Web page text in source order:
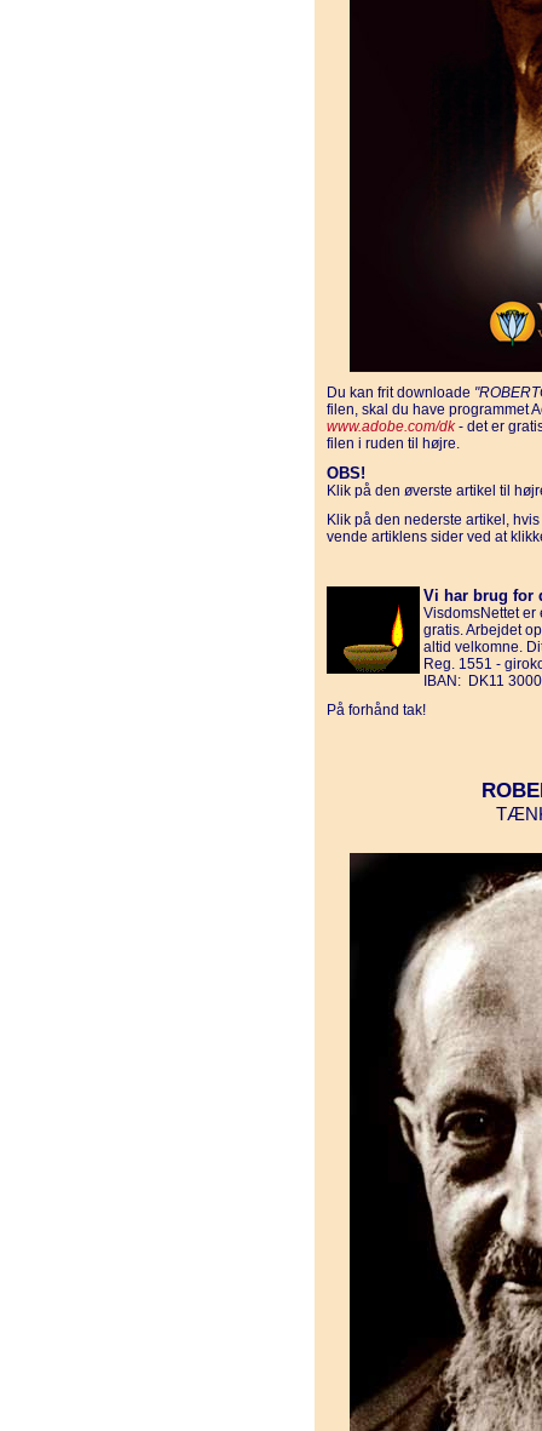
Du kan frit downloade
filen, skal du have programmet
www.adobe.com/dk- det er
filen i ruden til højre.
OBS!
Klik på den øverste artikel til
Klik på den nederste artikel,
vende artiklens sider ved at
Vi har brug for
VisdomsNettet er
gratis. Arbejdet
altid velkomne.
Reg. 1551 -
IBAN: DK11
På forhånd tak!